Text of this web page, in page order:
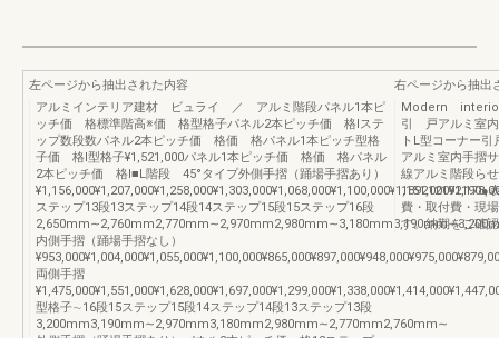
左ページから抽出された内容
アルミインテリア建材 ビュライ ／ アルミ階段パネル1本ピ
ッチ価 格標準階高※価 格型格子パネル2本ピッチ価 格Iステ
ップ数段数パネル2本ピッチ価 格価 格パネル1本ピッチ型格
子価 格I型格子¥1,521,000パネル1本ピッチ価 格価 格パネル
2本ピッチ価 格I■L階段 45°タイプ外側手摺（踊場手摺あり）
ステップ13段13ステップ14段14ステップ15段15ステップ16段
内側手摺（踊場手摺なし）
両側手摺
型格子∼16段15ステップ15段14ステップ14段13ステップ13段
3,200mm3,190mm∼2,970mm3,180mm2,980mm∼2,770mm2,760mm∼
右ページから抽出
Modern interior
引 戸アルミ室内
トL型コーナー
アルミ室内手摺
線アルミ階段ら
189212192190●
費・取付費・現
す。納期をご確